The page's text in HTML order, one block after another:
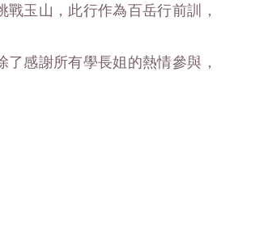
玉山，此行作為百岳行前訓，
感謝所有學長姐的熱情參與，